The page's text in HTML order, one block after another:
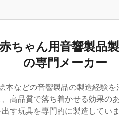
赤ちゃん用音響製品
の専門メーカー
本などの音響製品の製造経験を
、高品質で落ち着かせる効果の
出す玩具を専門的に製造していま